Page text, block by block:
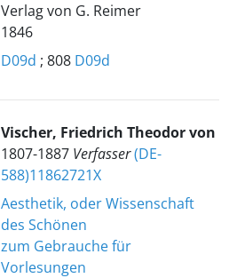
Verlag von G. Reimer
1846
D09d ; 808 D09d
Vischer, Friedrich Theodor von
1807-1887 Verfasser(DE-
588)11862721X
Aesthetik, oder Wissenschaft
des Schönen
zum Gebrauche für
Vorlesungen